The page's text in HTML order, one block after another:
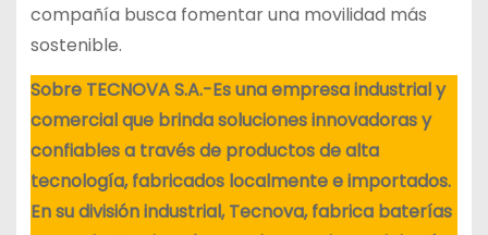
compañía busca fomentar una movilidad más
sostenible.
Sobre TECNOVA S.A.-Es una empresa industrial y
comercial que brinda soluciones innovadoras y
confiables a través de productos de alta
tecnología, fabricados localmente e importados.
En su división industrial, Tecnova, fabrica baterías